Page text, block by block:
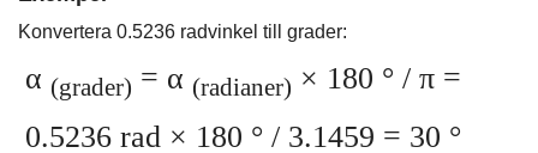
Konvertera 0.5236 radvinkel till grader:
α (grader) = α (radianer) × 180 ° / π =
0.5236 rad × 180 ° / 3.1459 = 30 °